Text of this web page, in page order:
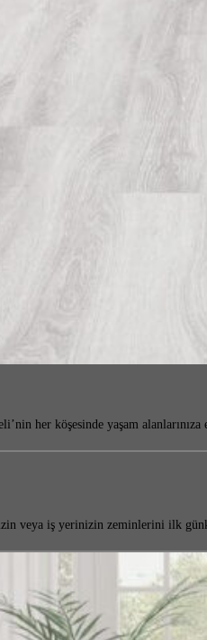
her köşesinde yaşam
veya iş yerinizin zeminlerini ilk